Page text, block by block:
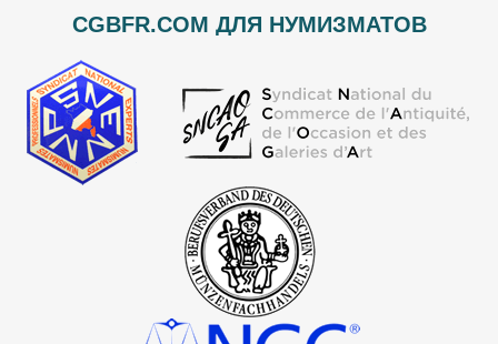
CGBFR.COM ДЛЯ НУМИЗМАТОВ